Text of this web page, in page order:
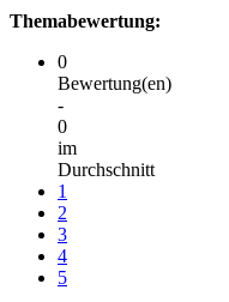
Themabewertung:
0
Bewertung(en)
-
0
im
Durchschnitt
1
2
3
4
5